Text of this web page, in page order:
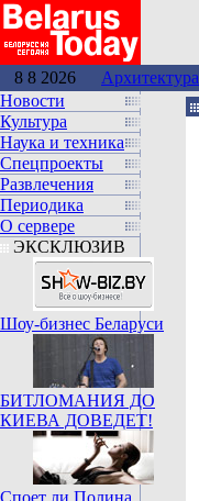
8 8 2026 Архитектура
Новости
Культура
Наука и техника
Спецпроекты
Развлечения
Периодика
О сервере
ЭКСКЛЮЗИВ
Шоу-бизнес Беларуси
БИТЛОМАНИЯ ДО
КИЕВА ДОВЕДЕТ!
Споет ли Полина